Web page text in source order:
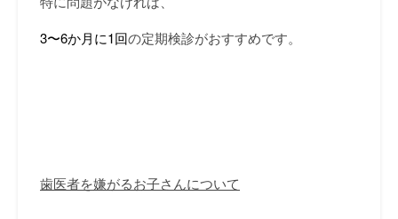
3〜6か月に1回の定期検診がおすすめです。
歯医者を嫌がるお子さんについて